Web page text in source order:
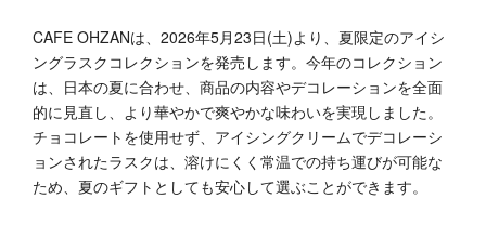
CAFE OHZANは、2026年5月23日(土)より、夏限定のアイシ
ングラスクコレクションを発売します。今年のコレクション
は、日本の夏に合わせ、商品の内容やデコレーションを全面
的に見直し、より華やかで爽やかな味わいを実現しました。
チョコレートを使用せず、アイシングクリームでデコレーシ
ョンされたラスクは、溶けにくく常温での持ち運びが可能な
ため、夏のギフトとしても安心して選ぶことができます。